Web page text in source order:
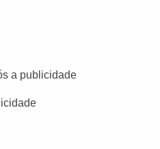
a publicidade